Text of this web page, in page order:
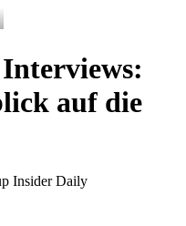
Interviews:
auf die
Insider Daily